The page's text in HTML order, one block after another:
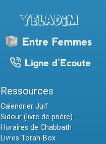
Ressources
Calendrier Juif
Sidour (livre de prière)
Horaires de Chabbath
Livres Torah-Box